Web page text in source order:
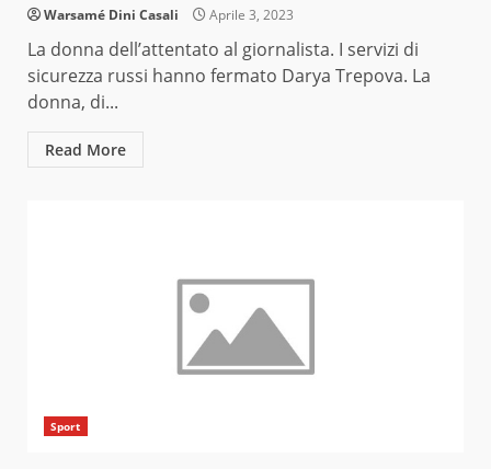
Warsamé Dini Casali Aprile 3, 2023
La donna dell’attentato al giornalista. I servizi di
sicurezza russi hanno fermato Darya Trepova. La
donna, di...
Read More
Sport